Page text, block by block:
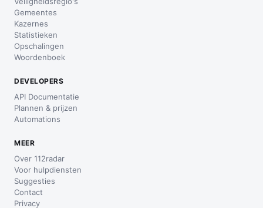
Gemeentes
Kazernes
Statistieken
Opschalingen
Woordenboek
DEVELOPERS
API Documentatie
Plannen & prijzen
Automations
MEER
Over 112radar
Voor hulpdiensten
Suggesties
Contact
Privacy